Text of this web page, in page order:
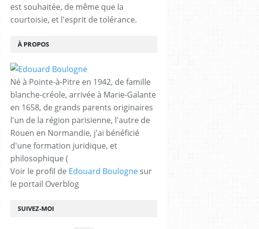
SUIVEZ-MOI
est souhaitée, de même que la
courtoisie, et l'esprit de tolérance.
À PROPOS
Né à Pointe-à-Pitre en 1942, de famille
blanche-créole, arrivée à Marie-Galante
en 1658, de grands parents originaires
l'un de la région parisienne, l'autre de
Rouen en Normandie, j'ai bénéficié
d'une formation juridique, et
philosophique (
Voir le profil de Edouard Boulogne sur
le portail Overblog